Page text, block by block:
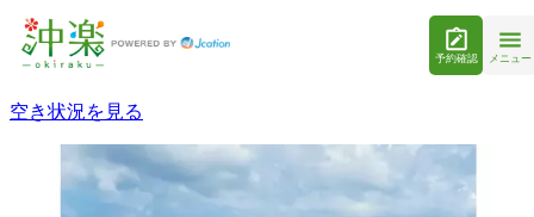
予約確認 メニュー
空き状況を見る